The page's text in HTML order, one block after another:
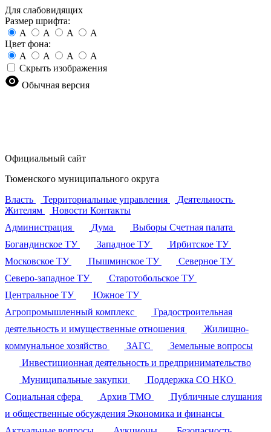
Для слабовидящих
Размер шрифта:
A
A A
A
Цвет фона:
A
A A
A
Скрыть изображения
Обычная версия
Официальный сайт
Тюменского муниципального округа
Власть
Территориальные управления
Деятельность
Жителям
Новости Контакты
Администрация
Дума Выборы Счетная палата
Богандинское ТУ
Западное ТУ
Ирбитское ТУ
Московское ТУ
Пышминское ТУ
Северное ТУ
Северо-западное ТУ
Старотобольское ТУ
Центральное ТУ
Южное ТУ
Агропромышленный комплекс
Градостроительная
деятельность и имущественные отношения
Жилищно-
коммунальное хозяйство
ЗАГС
Земельные вопросы
Инвестиционная деятельность и предпринимательство
Муниципальные закупки
Поддержка СО НКО
Социальная сфера
Архив ТМО
Публичные слушания
и общественные обсуждения Экономика и финансы